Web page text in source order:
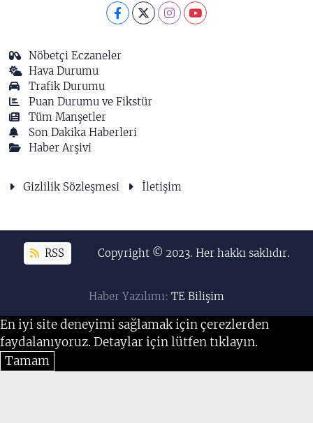
Nöbetçi Eczaneler
Hava Durumu
Trafik Durumu
Puan Durumu ve Fikstür
Tüm Manşetler
Son Dakika Haberleri
Haber Arşivi
Gizlilik Sözleşmesi İletişim
RSS Copyright © 2023. Her hakkı saklıdır.
Haber Yazılımı: TE Bilişim
En iyi site deneyimi sağlamak için çerezlerden
faydalanıyoruz. Detaylar için lütfen tıklayın.
Tamam